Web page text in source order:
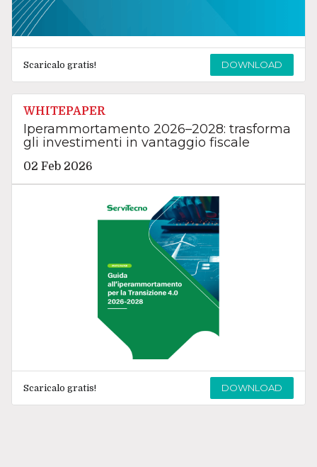
Scaricalo gratis! DOWNLOAD
WHITEPAPER
Iperammortamento 2026–2028: trasforma
gli investimenti in vantaggio fiscale
02 Feb 2026
Scaricalo gratis! DOWNLOAD